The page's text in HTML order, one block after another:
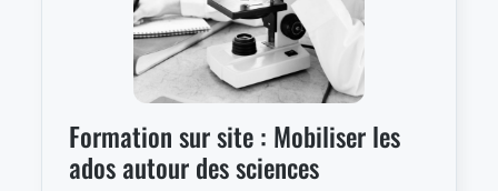
Formation sur site : Mobiliser les
ados autour des sciences